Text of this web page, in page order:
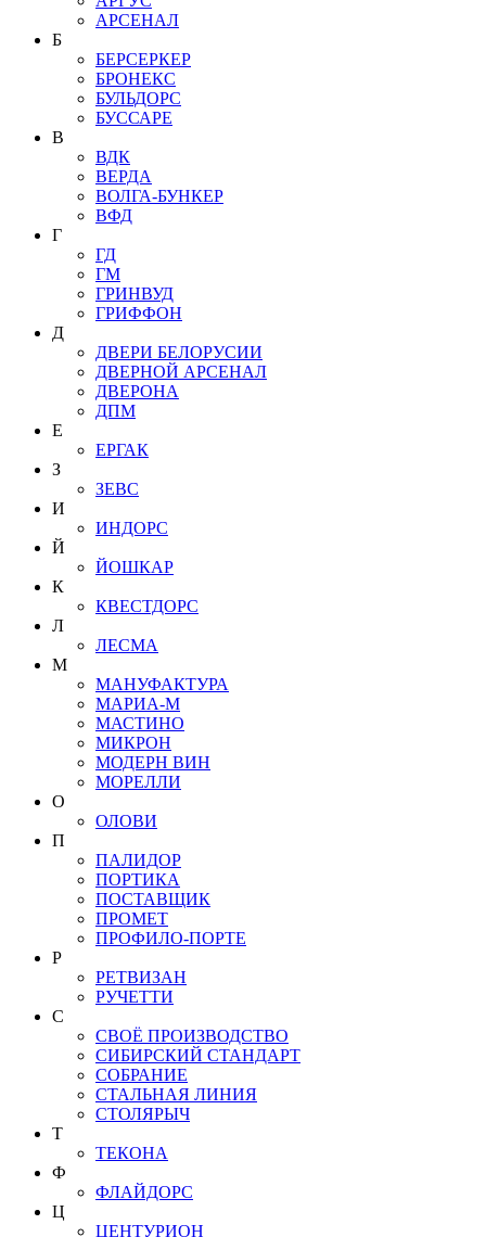
АРСЕНАЛ
Б
БЕРСЕРКЕР
БРОНЕКС
БУЛЬДОРС
БУССАРЕ
В
ВДК
ВЕРДА
ВОЛГА-БУНКЕР
ВФД
Г
ГД
ГМ
ГРИНВУД
ГРИФФОН
Д
ДВЕРИ БЕЛОРУСИИ
ДВЕРНОЙ АРСЕНАЛ
ДВЕРОНА
ДПМ
Е
ЕРГАК
З
ЗЕВС
И
ИНДОРС
Й
ЙОШКАР
К
КВЕСТДОРС
Л
ЛЕСМА
М
МАНУФАКТУРА
МАРИА-М
МАСТИНО
МИКРОН
МОДЕРН ВИН
МОРЕЛЛИ
О
ОЛОВИ
П
ПАЛИДОР
ПОРТИКА
ПОСТАВЩИК
ПРОМЕТ
ПРОФИЛО-ПОРТЕ
Р
РЕТВИЗАН
РУЧЕТТИ
С
СВОЁ ПРОИЗВОДСТВО
СИБИРСКИЙ СТАНДАРТ
СОБРАНИЕ
СТАЛЬНАЯ ЛИНИЯ
СТОЛЯРЫЧ
Т
ТЕКОНА
Ф
ФЛАЙДОРС
Ц
ЦЕНТУРИОН